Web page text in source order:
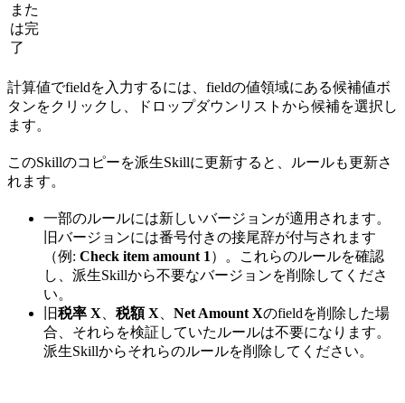
また
は完
了
計算値でfieldを入力するには、fieldの値領域にある候補値ボ
タンをクリックし、ドロップダウンリストから候補を選択し
ます。
このSkillのコピーを派生Skillに更新すると、ルールも更新さ
れます。
一部のルールには新しいバージョンが適用されます。
旧バージョンには番号付きの接尾辞が付与されます
（例: Check item amount 1 ）。これらのルールを確認
し、派生Skillから不要なバージョンを削除してくださ
い。
旧税率 X 税額 X Net Amount Xのfieldを削除した場
合、それらを検証していたルールは不要になります。
派生Skillからそれらのルールを削除してください。